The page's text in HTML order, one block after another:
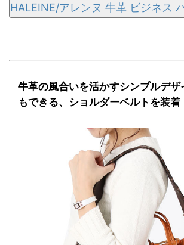
HALEINE/アレンヌ 牛革 ビジネス
牛革の風合いを活かすシンプルデザ
もできる、ショルダーベルトを装着